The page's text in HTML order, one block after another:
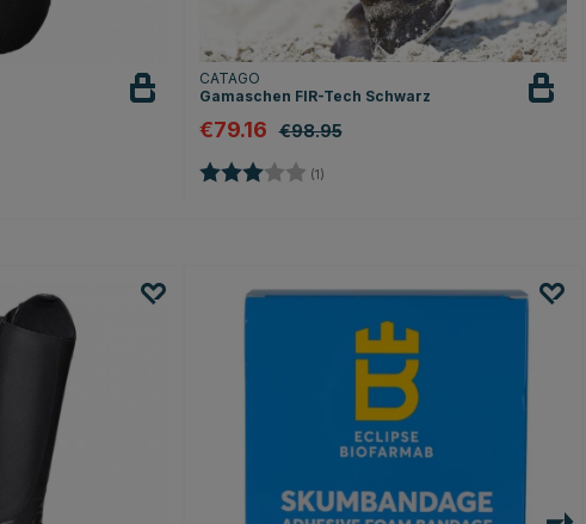
CATAGO
Gamaschen FIR-Tech Schwarz
€79.16 €98.95
Bewertung: (1)